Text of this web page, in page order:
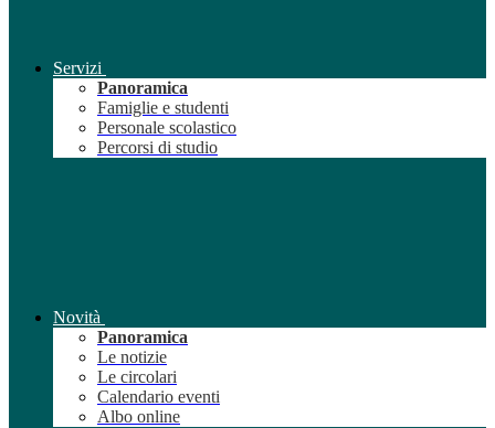
Servizi
Panoramica
Famiglie e studenti
Personale scolastico
Percorsi di studio
Novità
Panoramica
Le notizie
Le circolari
Calendario eventi
Albo online